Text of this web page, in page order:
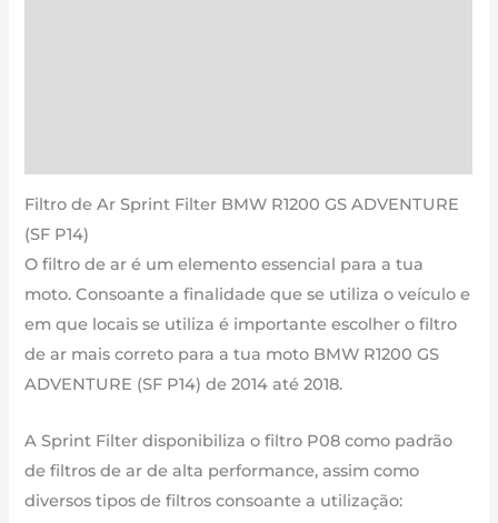
-
PM142P14
de
2014
até
2018
Filtro de Ar Sprint Filter BMW R1200 GS ADVENTURE
(SF P14)
O filtro de ar é um elemento essencial para a tua
moto. Consoante a finalidade que se utiliza o veículo e
em que locais se utiliza é importante escolher o filtro
de ar mais correto para a tua moto BMW R1200 GS
ADVENTURE (SF P14) de 2014 até 2018.
A Sprint Filter disponibiliza o filtro P08 como padrão
de filtros de ar de alta performance, assim como
diversos tipos de filtros consoante a utilização: